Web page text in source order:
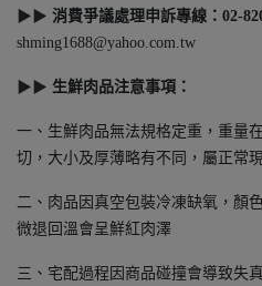
▶▶ 消費爭議處理申訴專線：02-
shming1688@yahoo.com.tw
▶▶ 生鮮肉品注意事項：
一、生鮮肉品無法規格定重，重量
切，大小及厚薄略有不同，屬正常現
二、肉品因真空包裝冷凍缺氧，顏
微退回溫會呈鮮紅肉澤
三、宅配過程因商品碰撞會導致失